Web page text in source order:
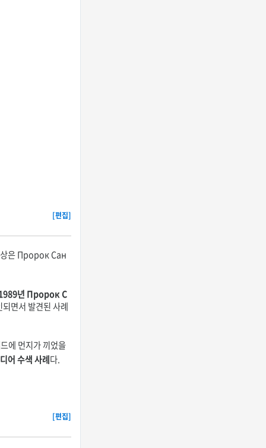
[편집]
상은 Пророк Сан
1989년 Пророк С
면서 발견된 사례
에 먼지가 끼었을
어 수색 사례다.
[편집]